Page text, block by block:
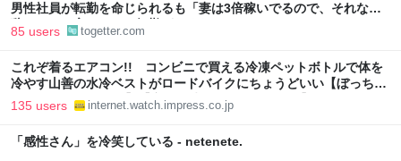
男性社員が転勤を命じられるも「妻は3倍稼いでるので、それなら
辞める」と言ったら、転勤がなくなった
85 users togetter.com
これぞ着るエアコン!! コンビニで買える冷凍ペットボトルで体を
冷やす山善の水冷ベストがロードバイクにちょうどいい【ぼっち・
ざ・ろーど！その14】【空いた時間でなにしてる？】
135 users internet.watch.impress.co.jp
「感性さん」を冷笑している - netenete.